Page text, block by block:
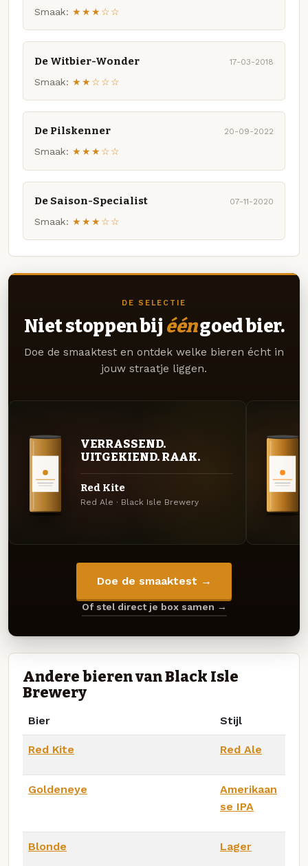
Smaak: ★★★☆☆
De Witbier-Wonder 17-03-2018
Smaak: ★★☆☆☆
De Pilskenner 20-09-2022
Smaak: ★★★☆☆
De Saison-Specialist 07-11-2020
Smaak: ★★★☆☆
DE SELECTIE
Niet stoppen bij ééngoed bier.
Doe de smaaktest en ontdek welke bieren écht in
jouw straatje liggen.
VERRASSEND.
UITGEKIEND. RAAK.
Red Kite
Red Ale · Black Isle Brewery
Doe de smaaktest →
Of stel direct je box samen →
Andere bieren van Black Isle
Brewery
Bier Stijl
Red Kite Red Ale
Goldeneye
Amerikaan
se IPA
Blonde Lager